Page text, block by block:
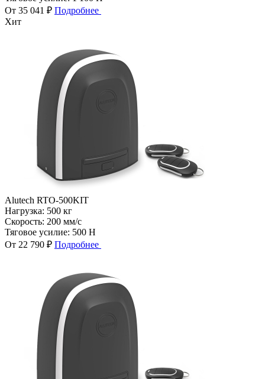
От 35 041 ₽ Подробнее
Хит
Alutech RTO-500KIT
Нагрузка: 500 кг
Скорость: 200 мм/с
Тяговое усилие: 500 Н
От 22 790 ₽ Подробнее